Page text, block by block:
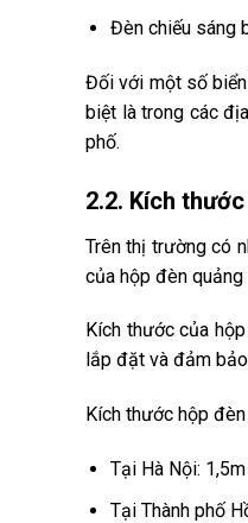
Đèn chiếu sáng
Đối với một số
biệt là trong các
phố.
2.2. Kích
Trên thị trường có
của hộp đèn
Kích thước của
lắp đặt và đảm
Kích thước hộp
Tại Hà Nội:
Tại Thành phố